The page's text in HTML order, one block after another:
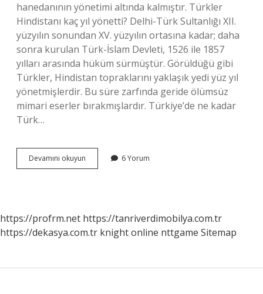
hanedanının yönetimi altında kalmıştır. Türkler
Hindistanı kaç yıl yönetti? Delhi-Türk Sultanlığı XII.
yüzyılın sonundan XV. yüzyılın ortasına kadar; daha
sonra kurulan Türk-İslam Devleti, 1526 ile 1857
yılları arasında hüküm sürmüştür. Görüldüğü gibi
Türkler, Hindistan topraklarını yaklaşık yedi yüz yıl
yönetmişlerdir. Bu süre zarfında geride ölümsüz
mimari eserler bırakmışlardır. Türkiye’de ne kadar
Türk…
Devamını okuyun Hindistan
Ne
6 Yorum
https://profrm.net https://tanriverdimobilya.com.tr
https://dekasya.com.tr knight online nttgame Sitemap